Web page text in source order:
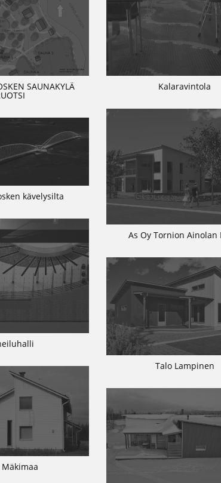
Kalaravintola
SAUNAKYLÄ
As Oy Tornion Ainolan
kävelysilta
Talo Lampinen